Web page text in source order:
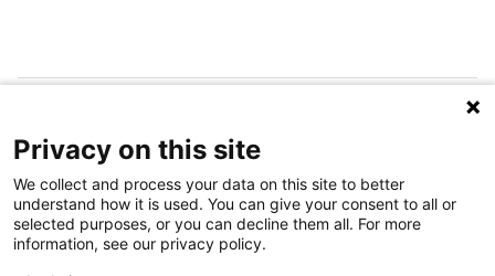
Privacy on this site
We collect and process your data on this site to better
understand how it is used. You can give your consent to all or
selected purposes, or you can decline them all. For more
information, see our privacy policy.